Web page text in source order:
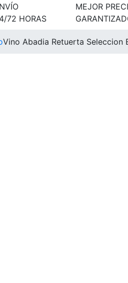
72 HORAS
MEJOR
Vino Abadia Retuerta Seleccion